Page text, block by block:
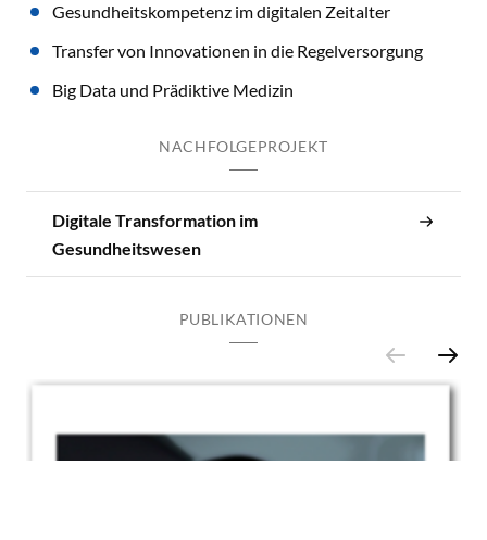
Gesundheitskompetenz im digitalen Zeitalter
Transfer von Innovationen in die Regelversorgung
Big Data und Prädiktive Medizin
NACHFOLGEPROJEKT
Digitale Transformation im
Gesundheitswesen
PUBLIKATIONEN